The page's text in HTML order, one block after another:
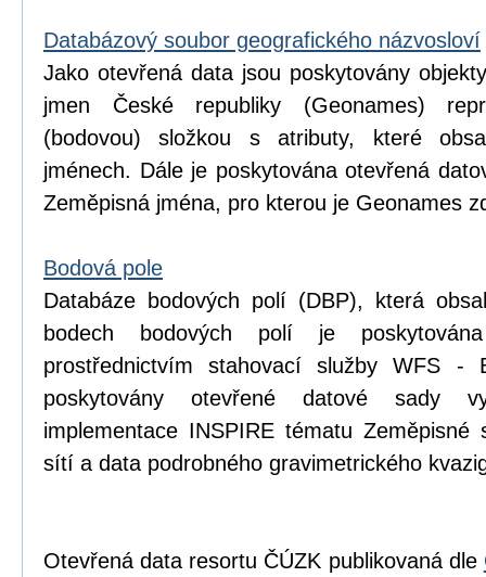
Databázový soubor geografického názvosloví
Jako otevřená data jsou poskytovány
jmen České republiky (Geonames)
(bodovou) složkou s atributy, které
jménech. Dále je poskytována otevřená
Zeměpisná jména, pro kterou je Geonames
Bodová pole
Databáze bodových polí (DBP), která
bodech bodových polí je
prostřednictvím stahovací služby WFS -
poskytovány otevřené datové sady
implementace INSPIRE tématu Zeměpisné
sítí a data podrobného gravimetrického
Otevřená data resortu ČÚZK publikovaná dle